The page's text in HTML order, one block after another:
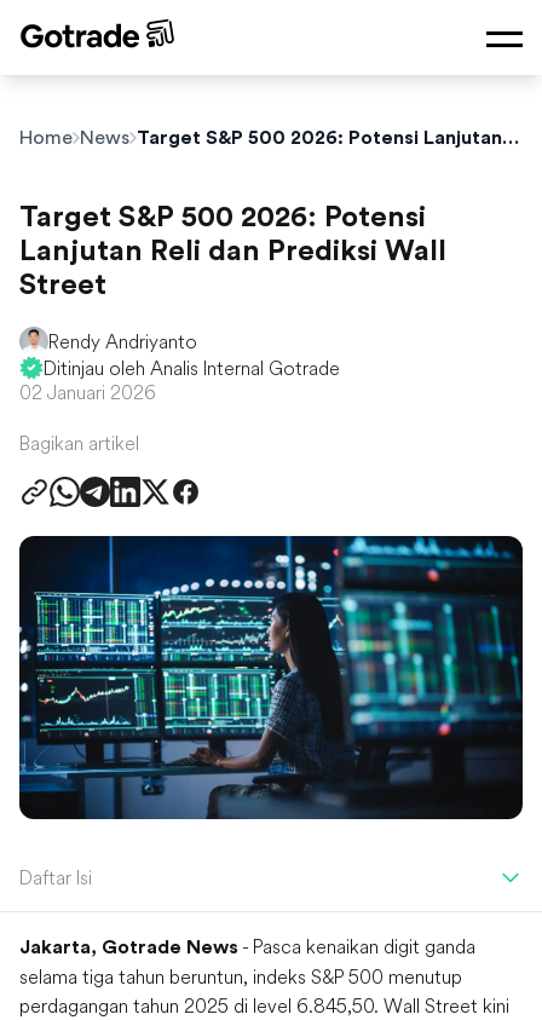
Home News Target S&P 500 2026: Potensi Lanjutan Reli dan Prediksi Wall Street
Target S&P 500 2026: Potensi
Lanjutan Reli dan Prediksi Wall
Street
Rendy Andriyanto
Ditinjau oleh Analis Internal Gotrade
02 Januari 2026
Bagikan artikel
Daftar Isi
Jakarta, Gotrade News - Pasca kenaikan digit ganda
selama tiga tahun beruntun, indeks S&P 500 menutup
perdagangan tahun 2025 di level 6.845,50. Wall Street kini